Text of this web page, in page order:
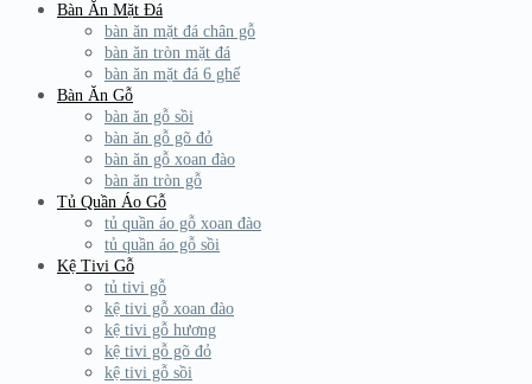
Bàn Ăn Mặt Đá
bàn ăn mặt đá chân gỗ
bàn ăn tròn mặt đá
bàn ăn mặt đá 6 ghế
Bàn Ăn Gỗ
bàn ăn gỗ sồi
bàn ăn gỗ gõ đỏ
bàn ăn gỗ xoan đào
bàn ăn tròn gỗ
Tủ Quần Áo Gỗ
tủ quần áo gỗ xoan đào
tủ quần áo gỗ sồi
Kệ Tivi Gỗ
tủ tivi gỗ
kệ tivi gỗ xoan đào
kệ tivi gỗ hương
kệ tivi gỗ gõ đỏ
kệ tivi gỗ sồi